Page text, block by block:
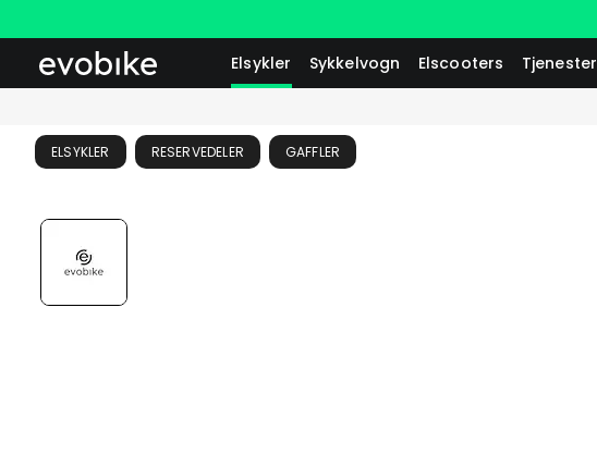
Elsykler Sykkelvogn Elscooters Tjenester
ELSYKLER RESERVEDELER GAFFLER